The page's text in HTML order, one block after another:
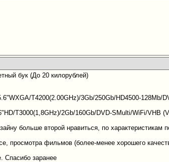
бук (До 20 килорублей)
T4200(2.00GHz)/3Gb/250Gb/HD4500-128Mb/
T3000(1,8GHz)/2Gb/160Gb/DVD-SMulti/WiFi/VHB
больше второй нравиться, по характеристикам
просмотра фильмов (более-менее хорошего
Спасибо заранее